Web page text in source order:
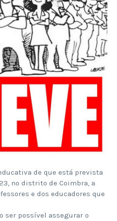
de que está prevista
no distrito de Coimbra, a
e dos educadores que
ser possível assegurar o